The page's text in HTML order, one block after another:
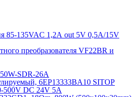
85-135VAC 1,2А out 5V 0,5А/15V
преобразователя VF22BR и
SDR-26A
6EP13333BA10 SITOP
500V DC 24V 5A